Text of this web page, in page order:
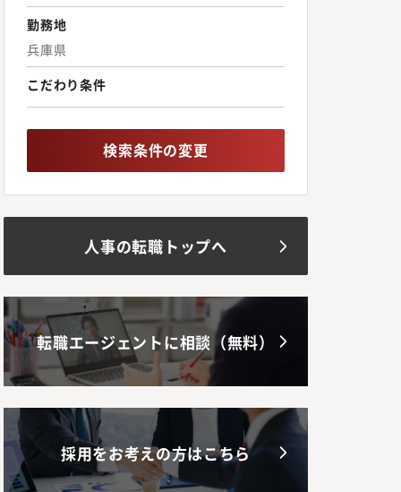
勤務地
兵庫県
こだわり条件
検索条件の変更
人事の転職トップへ
転職エージェントに相談（無料）
採用をお考えの方はこちら